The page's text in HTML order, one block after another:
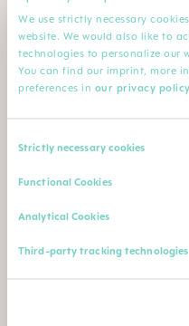
We use strictly necessary
website. We would also like to
technologies to personalize our
You can find our imprint, more
preferences in our privacy policy
Strictly necessary cookies
Functional Cookies
Analytical Cookies
Third-party tracking technologies
Name der Einrichtung
Ärzteausweis, Berufsausweis
Oder senden/faxen Sie
folgende Postadresse/